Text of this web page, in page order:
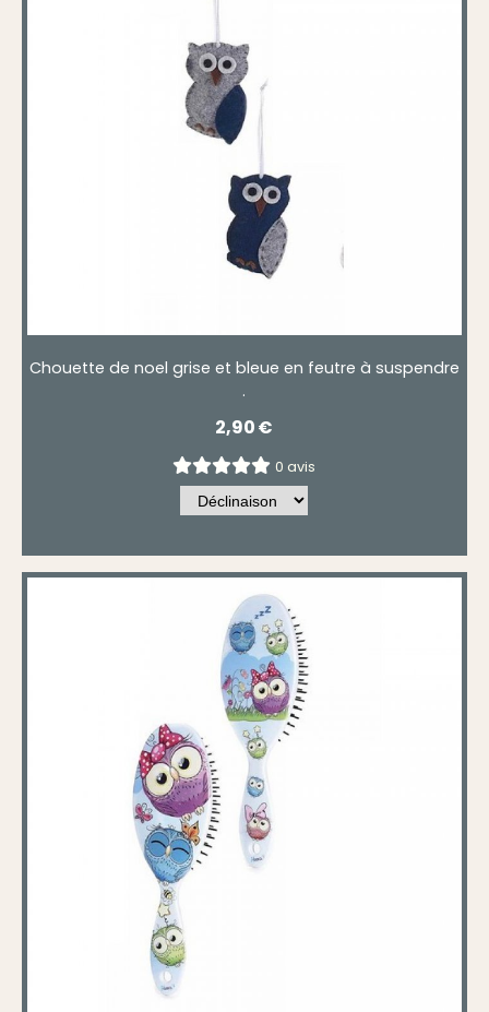
Chouette de noel grise et bleue en feutre à suspendre
.
2,90€
0 avis